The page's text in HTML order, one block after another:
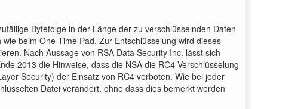
Bytefolge in der Länge der zu verschlüsselnden Daten
beim One Time Pad. Zur Entschlüsselung wird dieses
Nach Aussage von RSA Data Security Inc. lässt sich
2013 die Hinweise, dass die NSA die RC4-Verschlüsselung
Security) der Einsatz von RC4 verboten. Wie bei jeder
Datei verändert, ohne dass dies bemerkt werden